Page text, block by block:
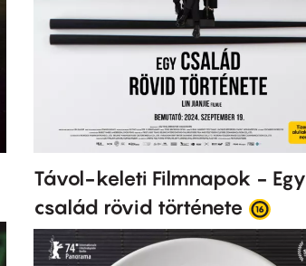
Távol-keleti Filmnapok - Egy
család rövid története